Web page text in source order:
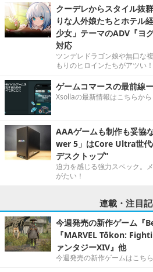
クーデレからスタイル抜
りな人外娘たちとホテル
少女」テーマのADV『ヨ
対応
ツンデレドラゴン娘や無口な
もりのヒロインたちがアツい！
ゲームコマースの最前線
Xsollaの最新情報はこちらから
AAAゲームも制作も妥協
wer 5」はCore Ultra世代
デスクトップ”
迫力を感じる強力スペック。
がたい！
連載・注目
今週発売の新作ゲーム『
『MARVEL Tōkon:
ァンタジーXIV』他
今週発売の新作ゲームはこちら